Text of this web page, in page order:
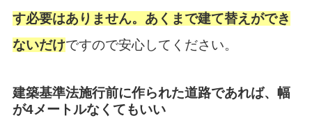
す必要はありません。あくまで建て替えができ
ないだけですので安心してください。
建築基準法施行前に作られた道路であれば、幅
が4メートルなくてもいい